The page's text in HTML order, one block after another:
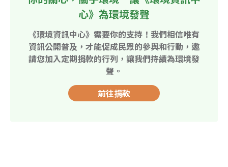
心》為環境發聲
《環境資訊中心》需要你的支持！我們相信唯有
資訊公開普及，才能促成民眾的參與和行動，邀
請您加入定期捐款的行列，讓我們持續為環境發
聲。
前往捐款